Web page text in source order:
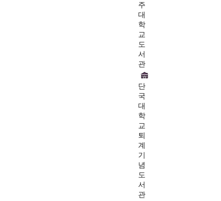
주
대
학
교
도
서
관
단
국
대
학
교
퇴
계
기
념
도
서
관